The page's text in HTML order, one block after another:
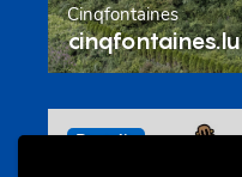
Cinqfontaines
cinqfontaines.lu
Portails